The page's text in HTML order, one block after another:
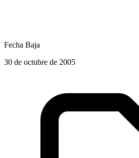
Fecha Baja
30 de octubre de 2005